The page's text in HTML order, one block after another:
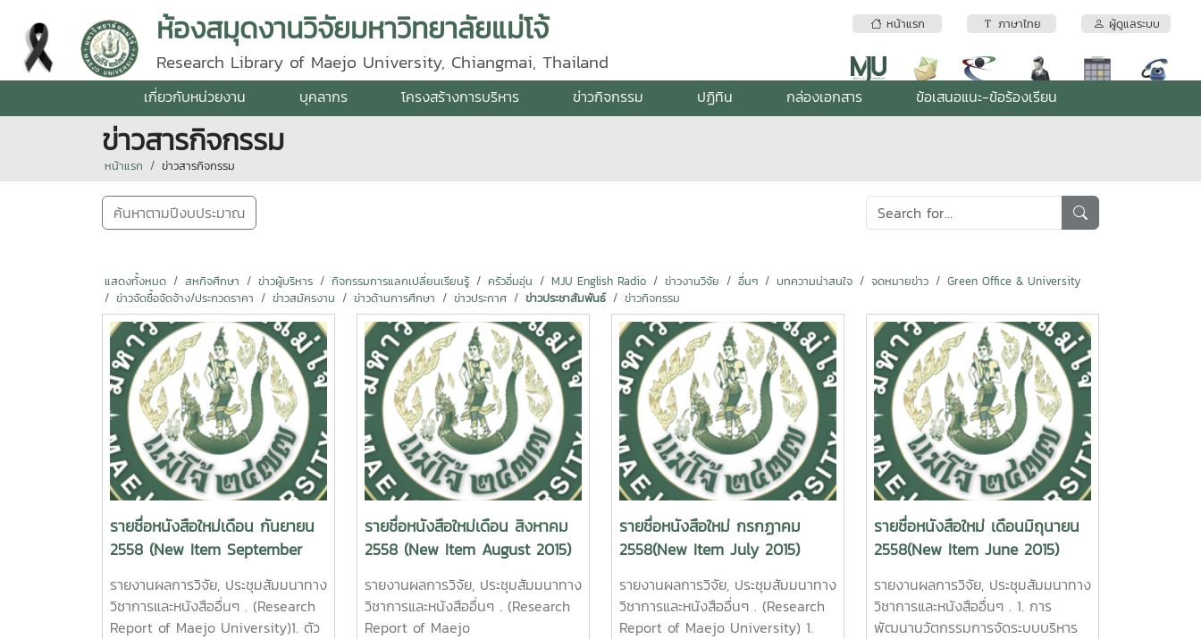
หน้าแรก ภาษาไทย ผู้ดูแลระบบ
ห้องสมุดงานวิจัยมหาวิทยาลัยแม่โจ้
Research Library of Maejo University, Chiangmai, Thailand
เกี่ยวกับหน่วยงาน บุคลากร โครงสร้างการบริหาร ข่าวกิจกรรม ปฏิทิน กล่องเอกสาร ข้อเสนอแนะ-ข้อร้องเรียน
ข่าวสารกิจกรรม
หน้าแรก ข่าวสารกิจกรรม
ค้นหาตามปีงบประมาณ
แสดงทั้งหมด สหกิจศึกษา ข่าวผู้บริหาร กิจกรรมการแลกเปลี่ยนเรียนรู้ ครัวอิ่มอุ่น MJU English Radio ข่าวงานวิจัย อื่นๆ บทความน่าสนใจ จดหมายข่าว
Green Office & University
ข่าวจัดซื้อจัดจ้าง/ประกวดราคา
ข่าวสมัครงาน ข่าวด้านการศึกษา ข่าวประกาศ ข่าวประชาสัมพันธ์ ข่าวกิจกรรม
รายชื่อหนังสือใหม่เดือน กันยายน
2558 (New Item September
รายงานผลการวิจัย, ประชุมสัมมนาทาง
วิชาการและหนังสืออื่นๆ . (Research
Report of Maejo University)1. ตัว
รายชื่อหนังสือใหม่เดือน สิงหาคม
2558 (New Item August 2015)
รายงานผลการวิจัย, ประชุมสัมมนาทาง
วิชาการและหนังสืออื่นๆ . (Research
Report of Maejo
รายชื่อหนังสือใหม่ กรกฏาคม
2558(New Item July 2015)
รายงานผลการวิจัย, ประชุมสัมมนาทาง
วิชาการและหนังสืออื่นๆ . (Research
Report of Maejo University) 1.
รายชื่อหนังสือใหม่ เดือนมิถุนายน
2558(New Item June 2015)
รายงานผลการวิจัย, ประชุมสัมมนาทาง
วิชาการและหนังสืออื่นๆ . 1. การ
พัฒนานวัตกรรมการจัดระบบบริหาร